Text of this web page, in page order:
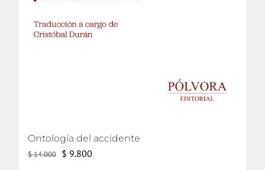
Ontología del accidente
$14.000 El
$ 9.800